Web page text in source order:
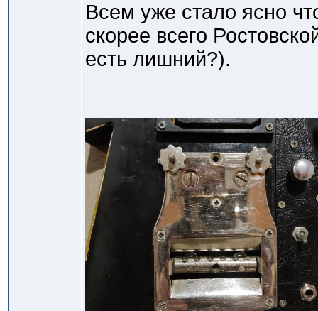
Всем уже стало ясно
скорее всего
есть лишний?).